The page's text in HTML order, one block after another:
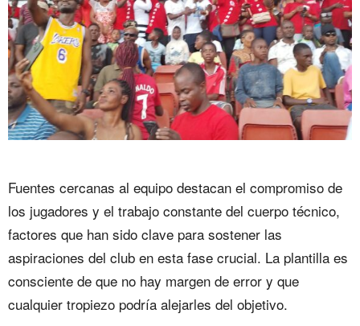
Fuentes cercanas al equipo destacan el compromiso de
los jugadores y el trabajo constante del cuerpo técnico,
factores que han sido clave para sostener las
aspiraciones del club en esta fase crucial. La plantilla es
consciente de que no hay margen de error y que
cualquier tropiezo podría alejarles del objetivo.